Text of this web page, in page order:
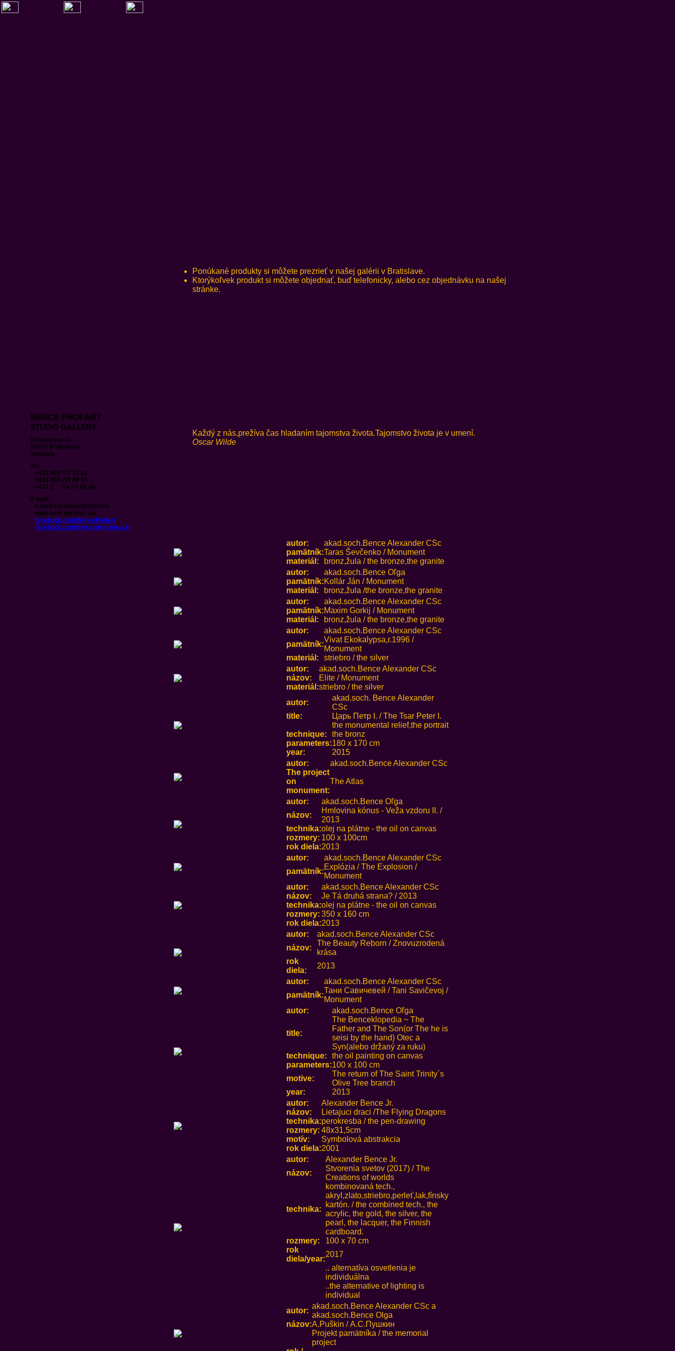
BENCE PROFART
STUDIO GALLERY
Gessayova 41
85103 Bratislava
Slovakia
Tel:
+421 903 /77 11 28
+421 905 /35 09 81
+421 2 /54 77 68 06
E-mail:
a.bence@benceprofart.eu
www.benceprofart.eu
facebook.com/BenceProfart
facebook.com/alexander.bence.jr
Ponúkané produkty si môžete prezrieť v našej galérii v Bratislave.
Ktorýkoľvek produkt si môžete objednať, buď telefonicky, alebo cez objednávku na našej
stránke.
Každý z nás,prežíva čas hladaním tajomstva života.Tajomstvo života je v umení.
Oscar Wilde
autor:
akad.soch.Bence Alexander CSc
pamätník:Taras Ševčenko / Monument
materiál:
bronz,žula / the bronze,the granite
autor:
akad.soch.Bence Oľga
pamätník:Kollár Ján / Monument
materiál:
bronz,žula /the bronze,the granite
autor:
akad.soch.Bence Alexander CSc
pamätník:Maxim Gorkij / Monument
materiál:
bronz,žula / the bronze,the granite
autor:
akad.soch.Bence Alexander CSc
pamätník:
Vivat Ekokalypsa,r.1996 /
Monument
materiál:
striebro / the silver
autor:
akad.soch.Bence Alexander CSc
názov:
Elite / Monument
materiál:striebro / the silver
autor:
akad.soch. Bence Alexander
CSc
title:
Царь Петр I. / The Tsar Peter I.
the monumental relief,the portrait
technique:
the bronz
parameters:180 x 170 cm
year:
2015
autor:
akad.soch.Bence Alexander CSc
The project
on
monument:
The Atlas
autor:
akad.soch.Bence Oľga
názov:
Hmlovina kónus - Veža vzdoru II. /
2013
technika:olej na plátne - the oil on canvas
rozmery: 100 x 100cm
rok diela:2013
autor:
akad.soch.Bence Alexander CSc
pamätník:
Explózia / The Explosion /
Monument
autor:
akad.soch.Bence Alexander CSc
názov:
Je Tá druhá strana? / 2013
technika:olej na plátne - the oil on canvas
rozmery: 350 x 160 cm
rok diela:2013
autor:
akad.soch.Bence Alexander CSc
názov:
The Beauty Reborn / Znovuzrodená
krása
rok
diela:
2013
autor:
akad.soch.Bence Alexander CSc
pamätník:
Тани Савичевей / Tani Savičevoj /
Monument
autor:
akad.soch.Bence Oľga
title:
The Benceklopedia ~ The
Father and The Son(or The he is
seisi by the hand) Otec a
Syn(alebo držaný za ruku)
technique:
the oil painting on canvas
parameters:100 x 100 cm
motive:
The return of The Saint Trinity´s
Olive Tree branch
year:
2013
autor:
Alexander Bence Jr.
názov:
Lietajuci draci /The Flying Dragons
technika:perokresba / the pen-drawing
rozmery: 48x31,5cm
motív:
Symbolová abstrakcia
rok diela:2001
autor:
Alexander Bence Jr.
názov:
Stvorenia svetov (2017) / The
Creations of worlds
technika:
kombinovaná tech.,
akryl,zlato,striebro,perleť,lak,fínsky
kartón. / the combined tech., the
acrylic, the gold, the silver, the
pearl, the lacquer, the Finnish
cardboard.
rozmery:
100 x 70 cm
rok
diela/year:
2017
.. alternatíva osvetlenia je
individuálna
..the alternative of lighting is
individual
autor:
akad.soch.Bence Alexander CSc a
akad.soch.Bence Olga
názov:A.Puškin / А.С.Пушкин
Projekt pamätníka / the memorial
project